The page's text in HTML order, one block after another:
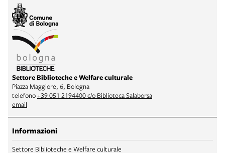
Settore Biblioteche e Welfare culturale
Piazza Maggiore, 6, Bologna
telefono+39 051 2194400 c/o Biblioteca Salaborsa
email
Informazioni
Settore Biblioteche e Welfare culturale